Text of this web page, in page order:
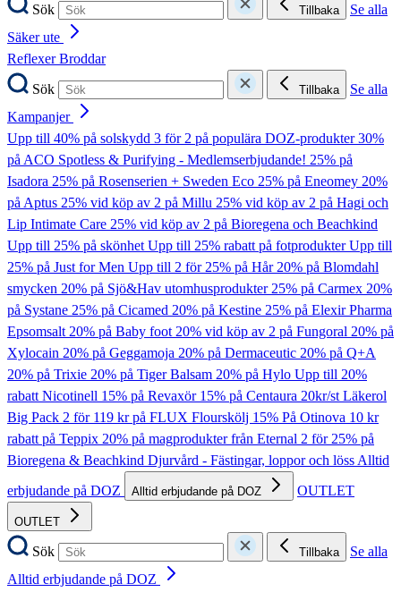
Sök
Tillbaka
Se alla
Säker ute
ReflexerBroddar
Sök
Tillbaka
Se alla
Kampanjer
Upp till 40% på solskydd 3 för 2 på populära DOZ-produkter30%
på ACO Spotless & Purifying - Medlemserbjudande! 25% på
Isadora 25% på Rosenserien + Sweden Eco 25% på Eneomey 20%
på Aptus 25% vid köp av 2 på Millu 25% vid köp av 2 på Hagi och
Lip Intimate Care 25% vid köp av 2 på Bioregena och Beachkind
Upp till 25% på skönhetUpp till 25% rabatt på fotprodukterUpp till
25% på Just for Men Upp till 2 för 25% på Hår20% på Blomdahl
smycken 20% på Sjö&Hav utomhusprodukter25% på Carmex 20%
på Systane 25% på Cicamed 20% på Kestine 25% på Elexir Pharma
Epsomsalt20% på Baby foot20% vid köp av 2 på Fungoral 20% på
Xylocain 20% på Geggamoja 20% på Dermaceutic 20% på Q+A
20% på Trixie 20% på Tiger Balsam 20% på Hylo Upp till 20%
rabatt Nicotinell 15% på Revaxör 15% på Centaura 20kr/st Läkerol
Big Pack 2 för 119 kr på FLUX Flourskölj 15% På Otinova 10 kr
rabatt på Teppix 20% på magprodukter från Eternal 2 för 25% på
Bioregena & Beachkind Djurvård - Fästingar, loppor och lössAlltid
erbjudande på DOZ
Alltid erbjudande på DOZ OUTLET
OUTLET
Sök Tillbaka
Se alla
Alltid erbjudande på DOZ